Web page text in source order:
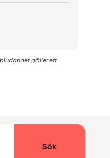
gäller ett
Sök